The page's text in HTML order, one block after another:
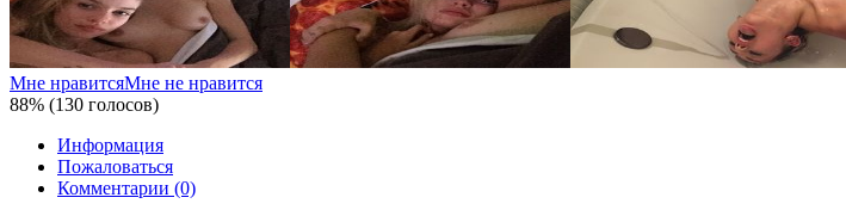
Мне нравитсяМне не нравится
88% (130 голосов)
Информация
Пожаловаться
Комментарии (0)